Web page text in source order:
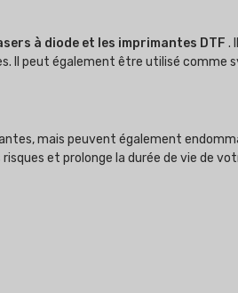
à diode et les imprimantes DTF .
Il peut également être utilisé comme
mais peuvent également
et prolonge la durée de vie de